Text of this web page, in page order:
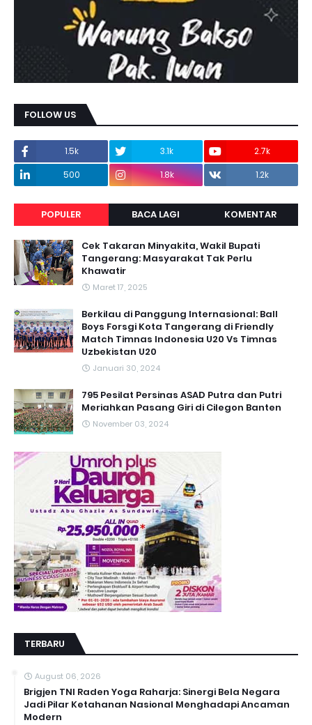
FOLLOW US
1.5k 3.1k
2.7k
500
1.8k 1.2k
POPULER BACA LAGI KOMENTAR
Cek Takaran Minyakita, Wakil Bupati
Tangerang: Masyarakat Tak Perlu
Khawatir
Maret 17, 2025
Berkilau di Panggung Internasional: Ball
Boys Forsgi Kota Tangerang di Friendly
Match Timnas Indonesia U20 Vs Timnas
Uzbekistan U20
Januari 30, 2024
795 Pesilat Persinas ASAD Putra dan Putri
Meriahkan Pasang Giri di Cilegon Banten
November 03, 2024
TERBARU
August 06, 2026
Brigjen TNI Raden Yoga Raharja: Sinergi Bela Negara
Jadi Pilar Ketahanan Nasional Menghadapi Ancaman
Modern